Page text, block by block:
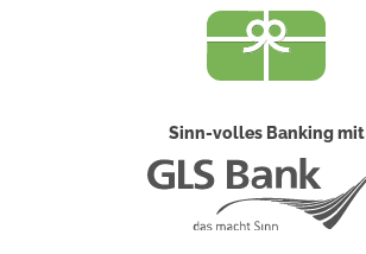
Sinn-volles Banking mit